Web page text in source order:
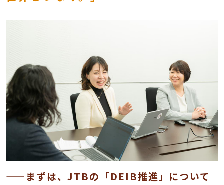
——まずは、JTBの「DEIB推進」について